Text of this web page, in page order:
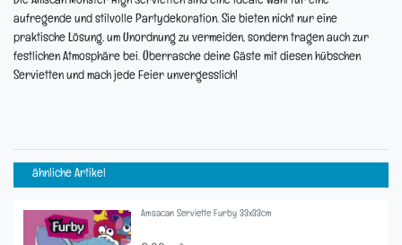
aufregende und stilvolle Partydekoration. Sie bieten nicht nur eine
praktische Lösung, um Unordnung zu vermeiden, sondern tragen auch zur
festlichen Atmosphäre bei. Überrasche deine Gäste mit diesen hübschen
Servietten und mach jede Feier unvergesslich!
ähnliche Artikel
Amsacan Serviette Furby 33x33cm